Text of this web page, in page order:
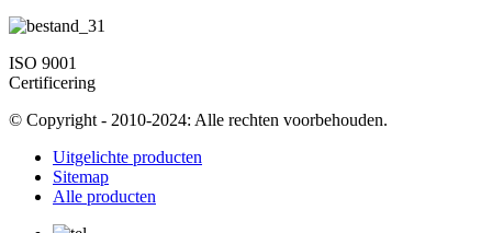
ISO 9001
Certificering
© Copyright - 2010-2024: Alle rechten voorbehouden.
Uitgelichte producten
Sitemap
Alle producten